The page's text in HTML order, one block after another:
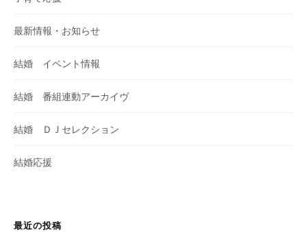
最新情報・お知らせ
結婚 イベント情報
結婚 番組連動アーカイヴ
結婚 ＤＪセレクション
結婚応援
最近の投稿